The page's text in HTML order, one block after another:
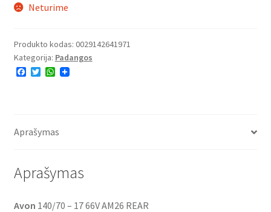
Neturime
Produkto kodas: 0029142641971
Kategorija: Padangos
F
o
T
r
W
p
Aprašymas
Aprašymas
Avon 140/70 – 17 66V AM26 REAR